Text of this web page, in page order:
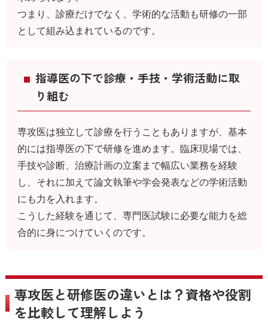
つまり、診療だけでなく、学術的な活動も研修の一部
として組み込まれているのです。
指導医の下で診療・手技・学術活動に取
り組む
専攻医は独立して診療を行うこともありますが、基本
的には指導医の下で研修を進めます。臨床現場では、
手技や診断、治療計画の立案まで幅広い業務を経験
し、それに加えて論文執筆や学会発表などの学術活動
にも力を入れます。
こうした経験を通じて、専門医試験に必要な能力を総
合的に身につけていくのです。
専攻医と研修医の違いとは？資格や役割
を比較して理解しよう